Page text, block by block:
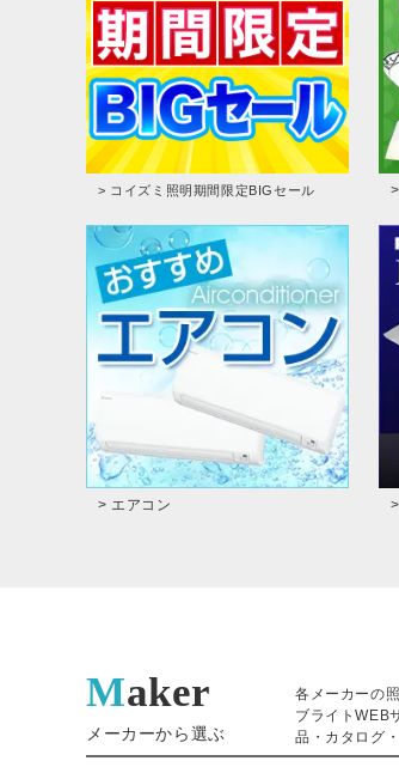
> コイズミ照明期間限定BIGセール
> エアコン
Maker
メーカーから選ぶ
各メーカーの
ブライトWEB
品・カタログ